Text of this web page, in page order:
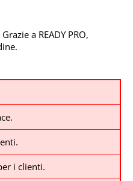
a READY PRO,
i clienti.